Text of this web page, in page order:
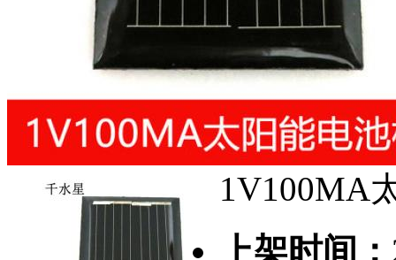
1V100MA
上架时间：